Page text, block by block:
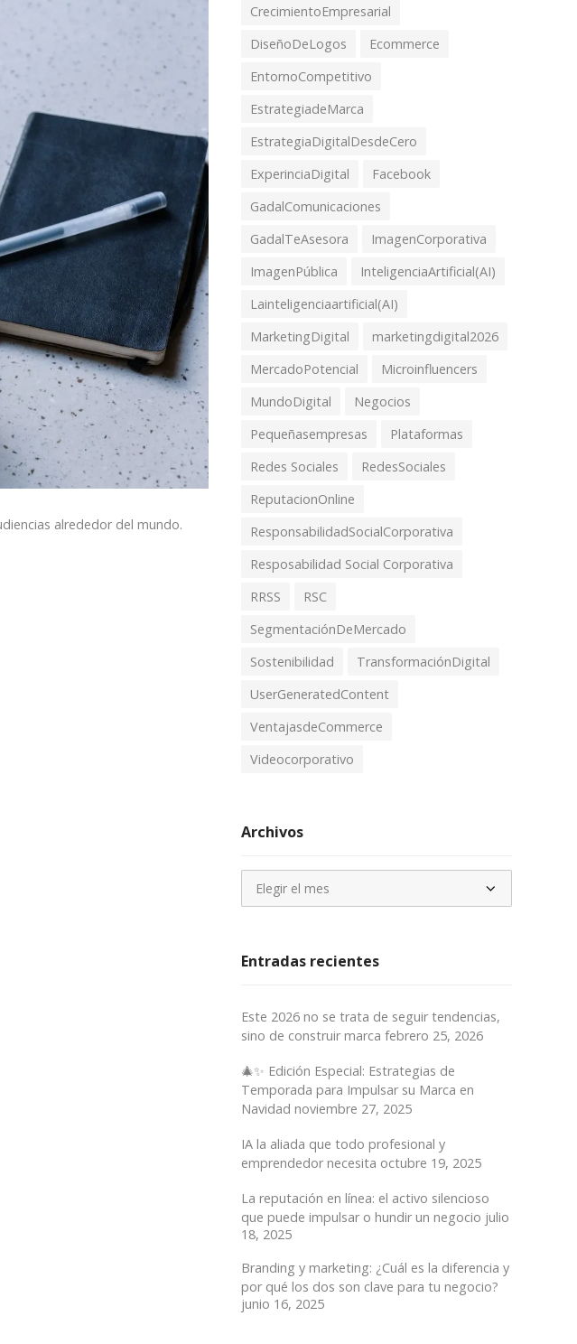
alrededor del mundo.
CrecimientoEmpresarial
DiseñoDeLogos
Ecommerce
EntornoCompetitivo
EstrategiadeMarca
EstrategiaDigitalDesdeCero
ExperinciaDigital
Facebook
GadalComunicaciones
GadalTeAsesora
ImagenCorporativa
ImagenPública
InteligenciaArtificial(AI)
Lainteligenciaartificial(AI)
MarketingDigital
marketingdigital2026
MercadoPotencial
Microinfluencers
MundoDigital
Negocios
Pequeñasempresas
Plataformas
Redes Sociales
RedesSociales
ReputacionOnline
ResponsabilidadSocialCorporativa
Resposabilidad Social Corporativa
RRSS
RSC
SegmentaciónDeMercado
Sostenibilidad
TransformaciónDigital
UserGeneratedContent
VentajasdeCommerce
Videocorporativo
Archivos
Archivos
Entradas recientes
Este 2026 no se trata de seguir tendencias,
sino de construir marca febrero 25, 2026
🎄✨ Edición Especial: Estrategias de
Temporada para Impulsar su Marca en
Navidad noviembre 27, 2025
IA la aliada que todo profesional y
emprendedor necesita octubre 19, 2025
La reputación en línea: el activo silencioso
que puede impulsar o hundir un negocio julio
18, 2025
Branding y marketing: ¿Cuál es la diferencia y
por qué los dos son clave para tu negocio?
junio 16, 2025